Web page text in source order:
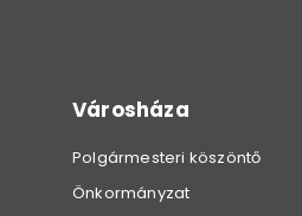
Városháza
Polgármesteri köszöntő
Önkormányzat